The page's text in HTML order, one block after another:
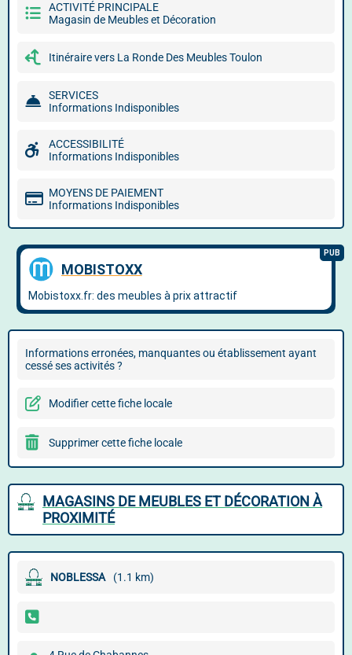
ACTIVITÉ PRINCIPALE
Magasin de Meubles et Décoration
Itinéraire vers La Ronde Des Meubles Toulon
SERVICES
Informations Indisponibles
ACCESSIBILITÉ
Informations Indisponibles
MOYENS DE PAIEMENT
Informations Indisponibles
Informations erronées, manquantes ou établissement ayant
cessé ses activités ?
Modifier cette fiche locale
Supprimer cette fiche locale
MAGASINS DE MEUBLES ET DÉCORATION À
PROXIMITÉ
NOBLESSA (1.1 km)